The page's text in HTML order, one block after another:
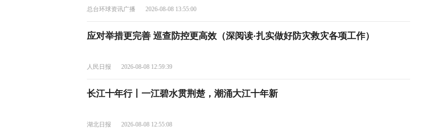
总台环球资讯广播 2026-08-08 13:55:00
应对举措更完善 巡查防控更高效（深阅读·扎实做好防灾救灾各项工作）
人民日报 2026-08-08 12:59:39
长江十年行丨一江碧水贯荆楚，潮涌大江十年新
湖北日报 2026-08-08 12:55:08